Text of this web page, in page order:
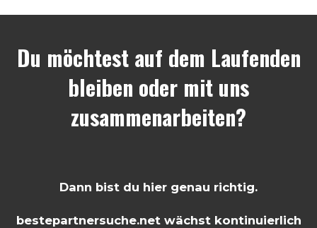
Du möchtest auf dem Laufenden
bleiben oder mit uns
zusammenarbeiten?
Dann bist du hier genau richtig.
bestepartnersuche.net wächst kontinuierlich